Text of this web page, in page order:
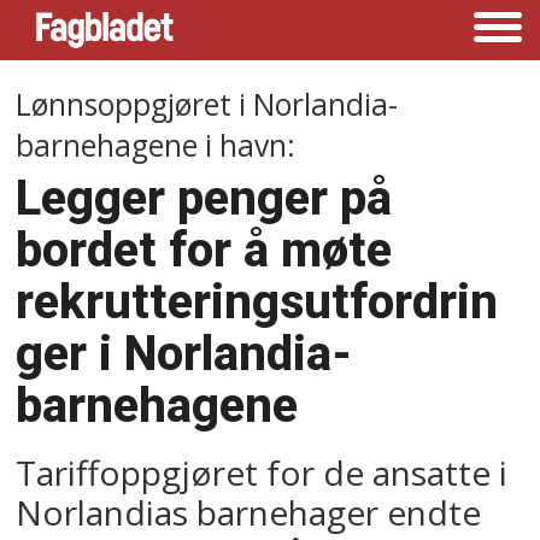
Lønnsoppgjøret i Norlandia-
barnehagene i havn:
Legger penger på
bordet for å møte
rekrutteringsutfordrin
ger i Norlandia-
barnehagene
Tariffoppgjøret for de ansatte i
Norlandias barnehager endte